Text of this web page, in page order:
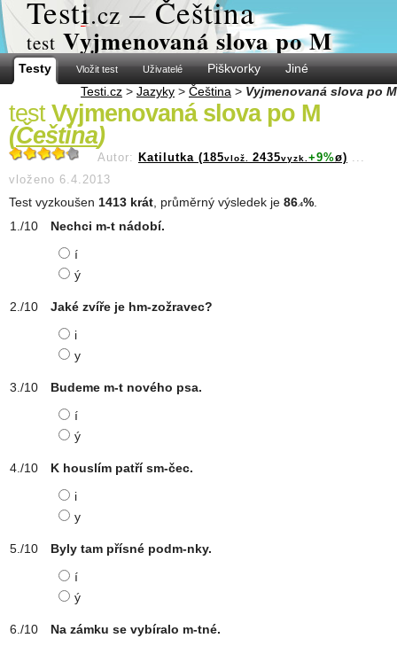
Testi.cz – Čeština
test Vyjmenovaná slova po M
Testy Vložit test Uživatelé Piškvorky
Jiné
Testi.cz > Jazyky > Čeština > Vyjmenovaná slova po M
test Vyjmenovaná slova po M
(Čeština)
Autor: Katilutka (185vlož. 2435vyzk. +9%ø) ...
vloženo 6.4.2013
Test vyzkoušen 1413 krát , průměrný výsledek je 86 .4%
Nechci m-t nádobí.
í
ý
Jaké zvíře je hm-zožravec?
i
y
Budeme m-t nového psa.
í
ý
K houslím patří sm-čec.
i
y
Byly tam přísné podm-nky.
í
ý
Na zámku se vybíralo m-tné.